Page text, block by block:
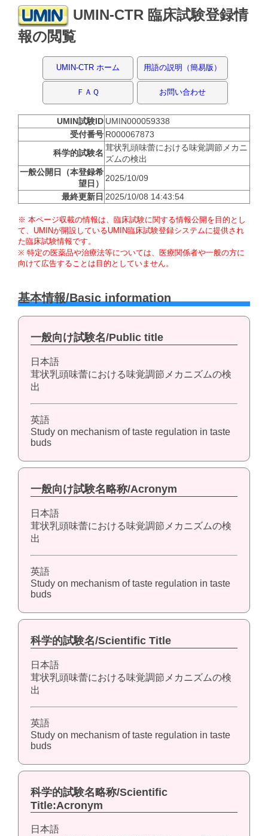
UMIN-CTR 臨床試験登録情
報の閲覧
UMIN-CTR ホーム 用語の説明（簡易版）
ＦＡＱ お問い合わせ
UMIN試験ID UMIN000059338
受付番号 R000067873
科学的試験名
茸状乳頭味蕾における味覚調節メカニ
ズムの検出
一般公開日（本登録希
望日）
2025/10/09
最終更新日 2025/10/08 14:43:54
※ 本ページ収載の情報は、臨床試験に関する情報公開を目的とし
て、UMINが開設しているUMIN臨床試験登録システムに提供され
た臨床試験情報です。
※ 特定の医薬品や治療法等については、医療関係者や一般の方に
向けて広告することは目的としていません。
基本情報/Basic information
一般向け試験名/Public title
日本語
茸状乳頭味蕾における味覚調節メカニズムの検
出
英語
Study on mechanism of taste regulation in taste
buds
一般向け試験名略称/Acronym
日本語
茸状乳頭味蕾における味覚調節メカニズムの検
出
英語
Study on mechanism of taste regulation in taste
buds
科学的試験名/Scientific Title
日本語
茸状乳頭味蕾における味覚調節メカニズムの検
出
英語
Study on mechanism of taste regulation in taste
buds
科学的試験名略称/Scientific
Title:Acronym
日本語